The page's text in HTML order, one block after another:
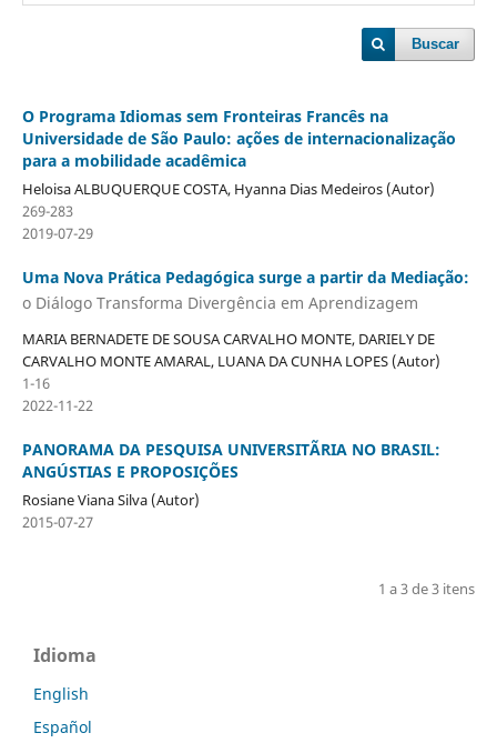
Buscar
O Programa Idiomas sem Fronteiras Francês na
Universidade de São Paulo: ações de internacionalização
para a mobilidade acadêmica
Heloisa ALBUQUERQUE COSTA, Hyanna Dias Medeiros (Autor)
269-283
2019-07-29
Uma Nova Prática Pedagógica surge a partir da Mediação:
o Diálogo Transforma Divergência em Aprendizagem
MARIA BERNADETE DE SOUSA CARVALHO MONTE, DARIELY DE
CARVALHO MONTE AMARAL, LUANA DA CUNHA LOPES (Autor)
1-16
2022-11-22
PANORAMA DA PESQUISA UNIVERSITÃRIA NO BRASIL:
ANGÚSTIAS E PROPOSIÇÕES
Rosiane Viana Silva (Autor)
2015-07-27
1 a 3 de 3 itens
Idioma
English
Español